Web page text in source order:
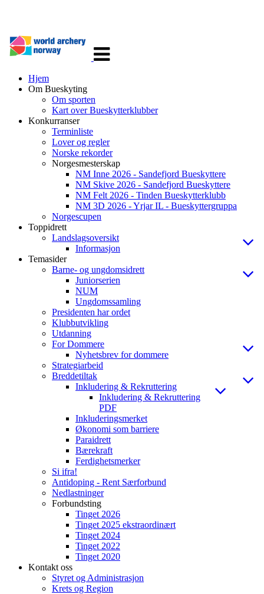
navigasjon
Hjem
Om Bueskyting
Om sporten
Kart over Bueskytterklubber
Konkurranser
Terminliste
Lover og regler
Norske rekorder
Norgesmesterskap
NM Inne 2026 - Sandefjord Bueskyttere
NM Skive 2026 - Sandefjord Bueskyttere
NM Felt 2026 - Tinden Bueskytterklubb
NM 3D 2026 - Yrjar IL - Bueskyttergruppa
Norgescupen
Toppidrett
Landslagsoversikt
Informasjon
Temasider
Barne- og ungdomsidrett
Juniorserien
NUM
Ungdomssamling
Presidenten har ordet
Klubbutvikling
Utdanning
For Dommere
Nyhetsbrev for dommere
Strategiarbeid
Breddetiltak
Inkludering & Rekruttering
Inkludering & Rekruttering
PDF
Inkluderingsmerket
Økonomi som barriere
Paraidrett
Bærekraft
Ferdighetsmerker
Si ifra!
Antidoping - Rent Særforbund
Nedlastninger
Forbundsting
Tinget 2026
Tinget 2025 ekstraordinært
Tinget 2024
Tinget 2022
Tinget 2020
Kontakt oss
Styret og Administrasjon
Krets og Region